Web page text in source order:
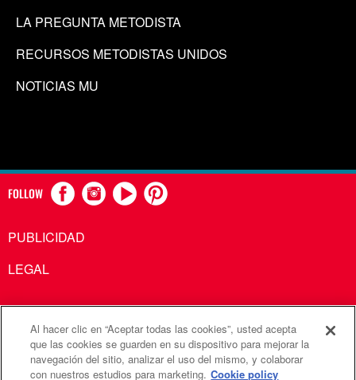
LA PREGUNTA METODISTA
RECURSOS METODISTAS UNIDOS
NOTICIAS MU
FOLLOW
PUBLICIDAD
LEGAL
Comunicaciones Metodistas Unidas es una agencia de la
Iglesia Metodista Unida
Al hacer clic en “Aceptar todas las cookies”, usted acepta
que las cookies se guarden en su dispositivo para mejorar la
navegación del sitio, analizar el uso del mismo, y colaborar
con nuestros estudios para marketing. Cookie policy